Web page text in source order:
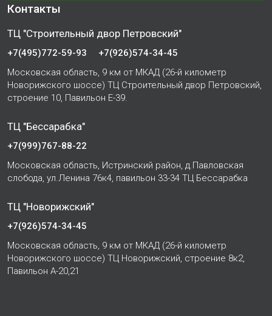
Контакты
ТЦ "Строительный двор Петровский"
+7(495)772-59-93
+7(926)574-34-45
Московская область, 9 км от МКАД (26-й километр
Новорижского шоссе) ТЦ Строительный двор Петровский,
строение 10, Павильон Е-39.
ТЦ "Бессарабка"
+7(999)767-88-22
Московская область, Истринский район, д.Павловская
слобода, ул.Ленина 76к4, павильон 33-34 ТЦ Бессарабка
ТЦ "Новорижский"
+7(926)574-34-45
Московская область, 9 км от МКАД (26-й километр
Новорижского шоссе) ТЦ Новорижский, строение 8к2,
Павильон А-20,21